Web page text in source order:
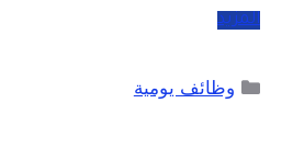
المزيد
وظائف يومية